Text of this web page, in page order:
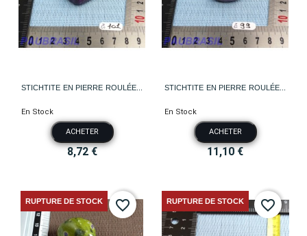
STICHTITE EN PIERRE ROULÉE...
En Stock
ACHETER
8,72 €
STICHTITE EN PIERRE ROULÉE...
En Stock
ACHETER
11,10 €
RUPTURE DE STOCK favorite_border RUPTURE DE STOCK favorite_border